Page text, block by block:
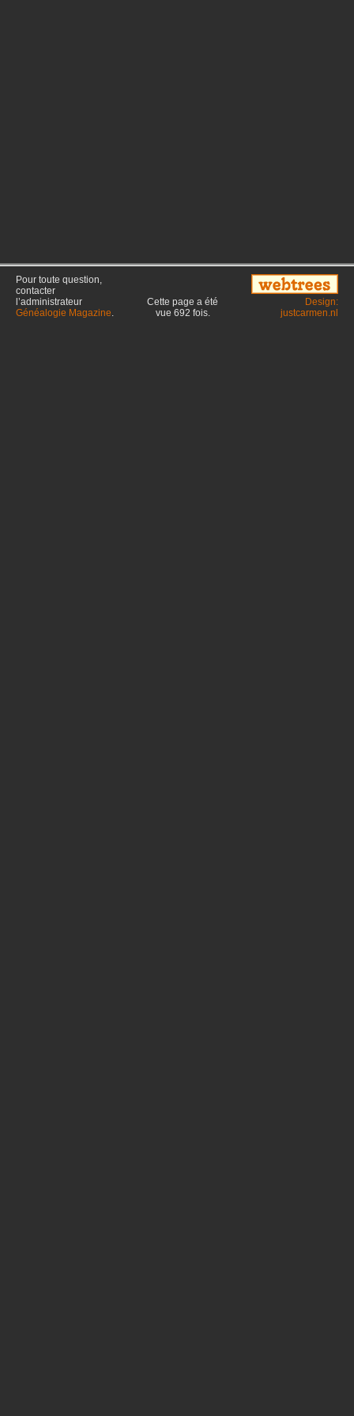
Pour toute question,
contacter
l’administrateur
Généalogie Magazine.
Cette page a été
vue 692 fois.
Design:
justcarmen.nl